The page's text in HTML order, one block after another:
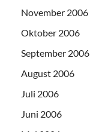
November 2006
Oktober 2006
September 2006
August 2006
Juli 2006
Juni 2006